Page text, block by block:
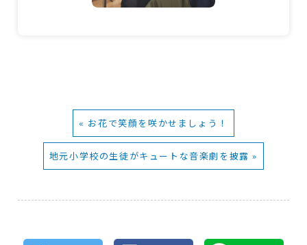
« お花で笑顔を咲かせましょう！
地元小学校の生徒がキュートな音楽劇を披露 »